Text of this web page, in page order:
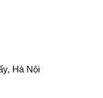
Hà Nội